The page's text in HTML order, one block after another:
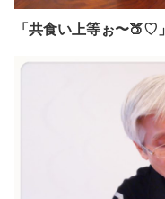
「共食い上等ぉ〜🍑♡」